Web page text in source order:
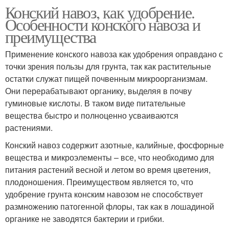
Конский навоз, как удобрение.
Особенности конского навоза и
преимущества
Применение конского навоза как удобрения оправдано с
точки зрения пользы для грунта, так как растительные
остатки служат пищей почвенным микроорганизмам.
Они перерабатывают органику, выделяя в почву
гуминовые кислоты. В таком виде питательные
вещества быстро и полноценно усваиваются
растениями.
Конский навоз содержит азотные, калийные, фосфорные
вещества и микроэлементы – все, что необходимо для
питания растений весной и летом во время цветения,
плодоношения. Преимуществом является то, что
удобрение грунта конским навозом не способствует
размножению патогенной флоры, так как в лошадиной
органике не заводятся бактерии и грибки.